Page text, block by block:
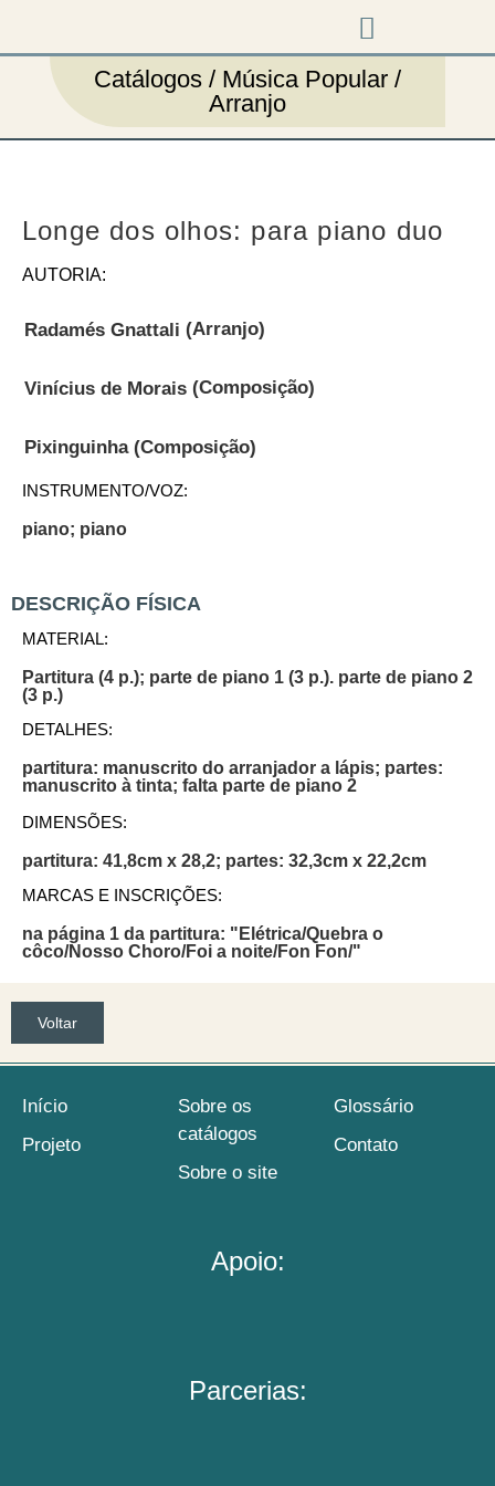
Catálogos / Música Popular /
Arranjo
Longe dos olhos: para piano duo
AUTORIA:
Radamés Gnattali (Arranjo)
Vinícius de Morais (Composição)
Pixinguinha (Composição)
INSTRUMENTO/VOZ:
piano; piano
DESCRIÇÃO FÍSICA
MATERIAL:
Partitura (4 p.); parte de piano 1 (3 p.). parte de piano 2
(3 p.)
DETALHES:
partitura: manuscrito do arranjador a lápis; partes:
manuscrito à tinta; falta parte de piano 2
DIMENSÕES:
partitura: 41,8cm x 28,2; partes: 32,3cm x 22,2cm
MARCAS E INSCRIÇÕES:
na página 1 da partitura: "Elétrica/Quebra o
côco/Nosso Choro/Foi a noite/Fon Fon/"
Voltar
Início
Projeto
Sobre os
catálogos
Sobre o site
Glossário
Contato
Apoio:
Parcerias: